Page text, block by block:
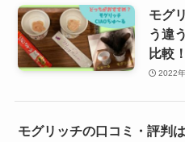
モグ
う違
比較！
2022
モグリッチの口コミ・評判